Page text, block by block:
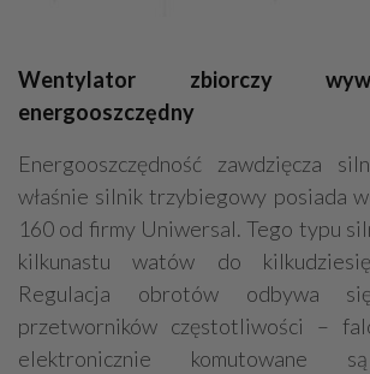
Wentylator zbiorczy
energooszczędny
Energooszczędność zawdzięcza
właśnie silnik trzybiegowy posiada
160 od firmy Uniwersal. Tego typu
kilkunastu watów do
Regulacja obrotów odbywa
przetworników częstotliwości –
elektronicznie komutowane